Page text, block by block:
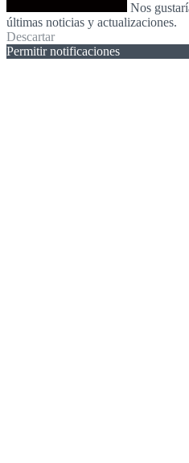
Nos
últimas noticias y actualizaciones.
Descartar
Permitir notificaciones